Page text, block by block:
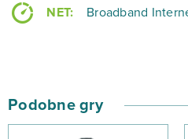
NET: Broadband
Podobne gry